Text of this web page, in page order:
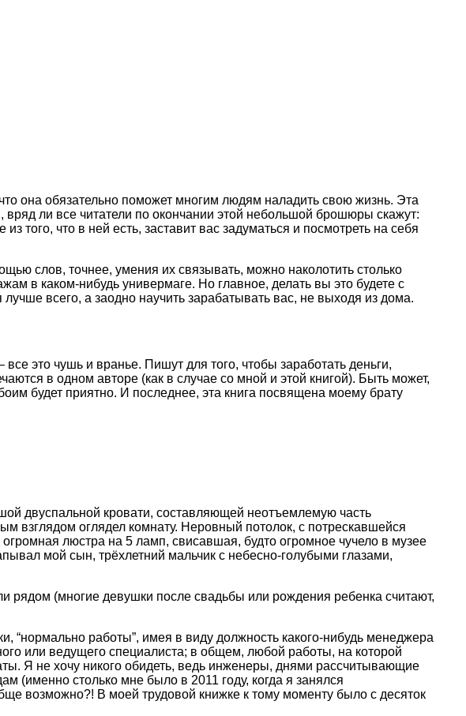
она обязательно поможет многим людям наладить свою жизнь. Эта
вряд ли все читатели по окончании этой небольшой брошюры скажут:
того, что в ней есть, заставит вас задуматься и посмотреть на себя
слов, точнее, умения их связывать, можно наколотить столько
в каком-нибудь универмаге. Но главное, делать вы это будете с
всего, а заодно научить зарабатывать вас, не выходя из дома.
это чушь и вранье. Пишут для того, чтобы заработать деньги,
в одном авторе (как в случае со мной и этой книгой). Быть может,
будет приятно. И последнее, эта книга посвящена моему брату
двуспальной кровати, составляющей неотъемлемую часть
взглядом оглядел комнату. Неровный потолок, с потрескавшейся
люстра на 5 ламп, свисавшая, будто огромное чучело в музее
мой сын, трёхлетний мальчик с небесно-голубыми глазами,
(многие девушки после свадьбы или рождения ребенка считают,
работы”, имея в виду должность какого-нибудь менеджера
или ведущего специалиста; в общем, любой работы, на которой
Я не хочу никого обидеть, ведь инженеры, днями рассчитывающие
(именно столько мне было в 2011 году, когда я занялся
возможно?! В моей трудовой книжке к тому моменту было с десяток